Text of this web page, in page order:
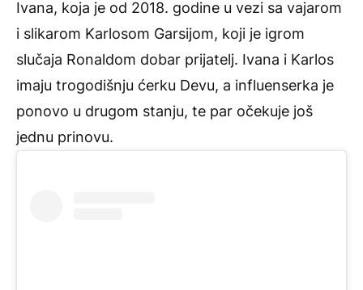
Ivana, koja je od 2018. godine u vezi sa vajarom
i slikarom Karlosom Garsijom, koji je igrom
slučaja Ronaldom dobar prijatelj. Ivana i Karlos
imaju trogodišnju ćerku Devu, a influenserka je
ponovo u drugom stanju, te par očekuje još
jednu prinovu.